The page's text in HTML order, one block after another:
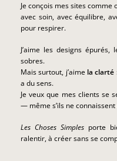
Je conçois mes sites comme
avec soin, avec équilibre,
pour respirer.
J’aime les designs
sobres.
Mais surtout, j’aime la clarté
a du sens.
Je veux que mes clients se
— même s’ils ne
Les Choses Simples porte
ralentir, à créer sans se